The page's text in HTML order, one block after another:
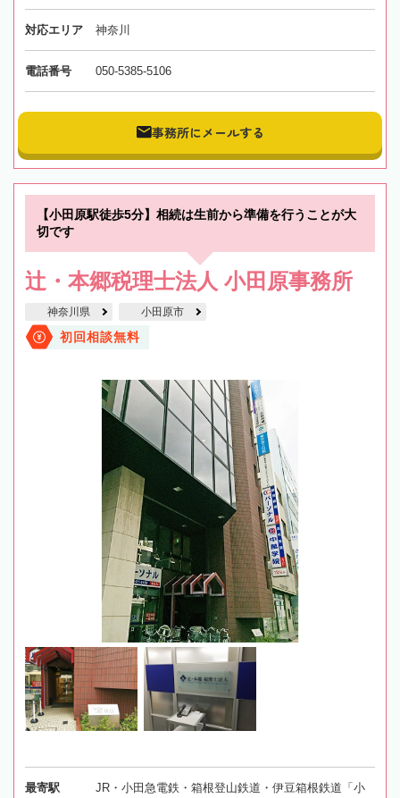
対応エリア 神奈川
電話番号 050-5385-5106
事務所にメールする
【小田原駅徒歩5分】相続は生前から準備を行うことが大
切です
辻・本郷税理士法人 小田原事務所
神奈川県 小田原市
初回相談無料
最寄駅
JR・小田急電鉄・箱根登山鉄道・伊豆箱根鉄道「小